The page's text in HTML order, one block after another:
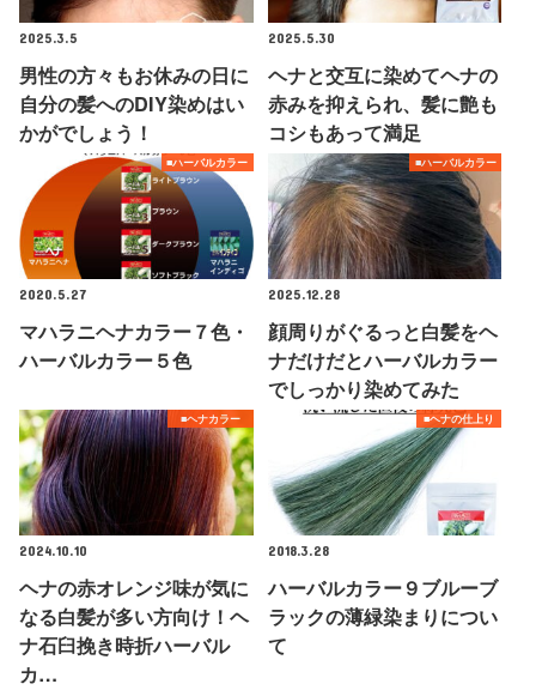
2025.3.5
男性の方々もお休みの日に
自分の髪へのDIY染めはい
かがでしょう！
2025.5.30
ヘナと交互に染めてヘナの
赤みを抑えられ、髪に艶も
コシもあって満足
■ハーバルカラー
2020.5.27
マハラニヘナカラー７色・
ハーバルカラー５色
■ハーバルカラー
2025.12.28
顔周りがぐるっと白髪をヘ
ナだけだとハーバルカラー
でしっかり染めてみた
■ヘナカラー
2024.10.10
ヘナの赤オレンジ味が気に
なる白髪が多い方向け！ヘ
ナ石臼挽き時折ハーバル
カ…
■ヘナの仕上り
2018.3.28
ハーバルカラー９ブルーブ
ラックの薄緑染まりについ
て